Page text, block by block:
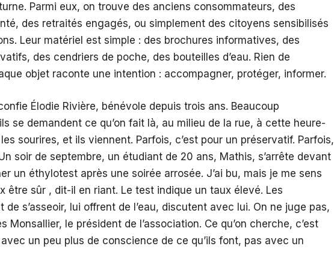
Parmi eux, on trouve des anciens consommateurs, des
des retraités engagés, ou simplement des citoyens sensibilisés
Leur matériel est simple : des brochures informatives, des
des cendriers de poche, des bouteilles d’eau. Rien de
objet raconte une intention : accompagner, protéger, informer.
Élodie Rivière, bénévole depuis trois ans. Beaucoup
se demandent ce qu’on fait là, au milieu de la rue, à cette heure-
sourires, et ils viennent. Parfois, c’est pour un préservatif. Parfois,
soir de septembre, un étudiant de 20 ans, Mathis, s’arrête devant
un éthylotest après une soirée arrosée. J’ai bu, mais je me sens
être sûr , dit-il en riant. Le test indique un taux élevé. Les
de s’asseoir, lui offrent de l’eau, discutent avec lui. On ne juge pas,
Monsallier, le président de l’association. Ce qu’on cherche, c’est
un peu plus de conscience de ce qu’ils font, pas avec un